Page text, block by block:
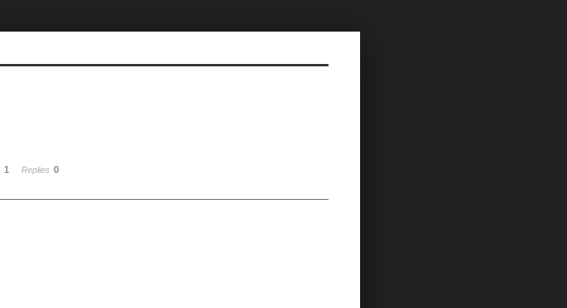
1 Replies 0